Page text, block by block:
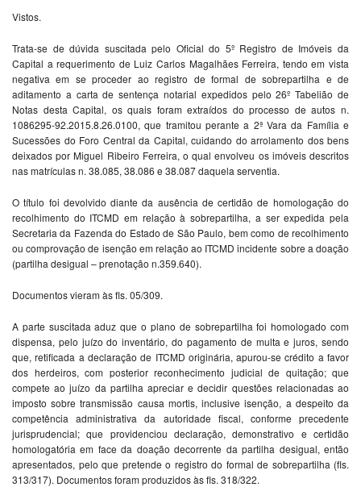
Vistos.
Trata-se de dúvida suscitada pelo Oficial do 5º Registro de Imóveis da
Capital a requerimento de Luiz Carlos Magalhães Ferreira, tendo em vista
negativa em se proceder ao registro de formal de sobrepartilha e de
aditamento a carta de sentença notarial expedidos pelo 26º Tabelião de
Notas desta Capital, os quais foram extraídos do processo de autos n.
1086295-92.2015.8.26.0100, que tramitou perante a 2ª Vara da Família e
Sucessões do Foro Central da Capital, cuidando do arrolamento dos bens
deixados por Miguel Ribeiro Ferreira, o qual envolveu os imóveis descritos
nas matrículas n. 38.085, 38.086 e 38.087 daquela serventia.
O título foi devolvido diante da ausência de certidão de homologação do
recolhimento do ITCMD em relação à sobrepartilha, a ser expedida pela
Secretaria da Fazenda do Estado de São Paulo, bem como de recolhimento
ou comprovação de isenção em relação ao ITCMD incidente sobre a doação
(partilha desigual – prenotação n.359.640).
Documentos vieram às fls. 05/309.
A parte suscitada aduz que o plano de sobrepartilha foi homologado com
dispensa, pelo juízo do inventário, do pagamento de multa e juros, sendo
que, retificada a declaração de ITCMD originária, apurou-se crédito a favor
dos herdeiros, com posterior reconhecimento judicial de quitação; que
compete ao juízo da partilha apreciar e decidir questões relacionadas ao
imposto sobre transmissão causa mortis, inclusive isenção, a despeito da
competência administrativa da autoridade fiscal, conforme precedente
jurisprudencial; que providenciou declaração, demonstrativo e certidão
homologatória em face da doação decorrente da partilha desigual, então
apresentados, pelo que pretende o registro do formal de sobrepartilha (fls.
313/317). Documentos foram produzidos às fls. 318/322.